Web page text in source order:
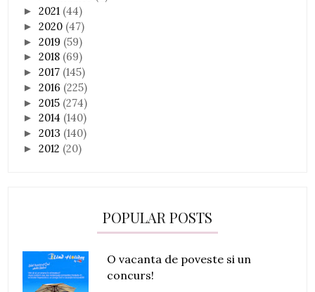
►2021 (44)
►2020 (47)
►2019 (59)
►2018 (69)
►2017 (145)
►2016 (225)
►2015 (274)
►2014 (140)
►2013 (140)
►2012 (20)
POPULAR POSTS
O vacanta de poveste si un
concurs!